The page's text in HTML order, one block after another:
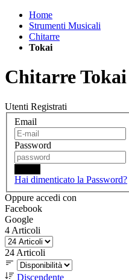
Home
Strumenti Musicali
Chitarre
Tokai
Chitarre Tokai
Utenti Registrati
Email
Password
Hai dimenticato la Password?
Oppure accedi con
Facebook
Google
4Articoli
24Articoli
Discendente